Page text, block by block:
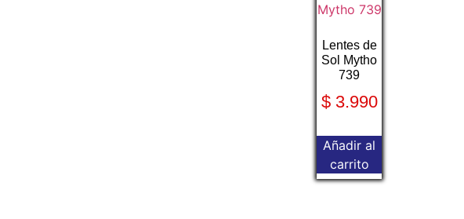
Lentes de
Sol Mytho
739
$3.990
Añadir al
carrito